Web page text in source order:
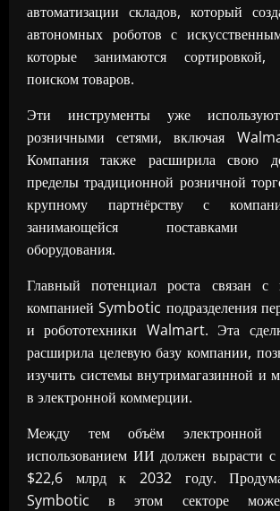
автоматизации складов, который
автономных роботов с
которые занимаются
поиском товаров.
Эти инструменты уже
розничными сетями, включая
Компания также расширила свою
пределы традиционной розничной
крупному партнёрству с
занимающейся поставками
оборудования.
Главный потенциал роста связан с
компанией Symbotic подразделения
и робототехники Walmart. Эта
расширила целевую базу компании,
изучить системы внутримагазинной и
в электронной коммерции.
Между тем объём электронной
использованием ИИ должен вырасти
$22,6 млрд к 2032 году.
Symbotic в этом секторе